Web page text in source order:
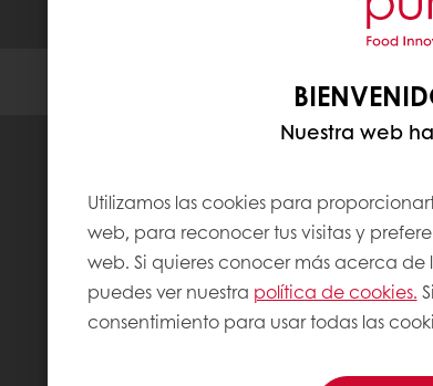
Nuestra web
Utilizamos las cookies para
web, para reconocer tus visitas y
web. Si quieres conocer más acerca
puedes ver nuestra política de cookies.
consentimiento para usar todas las